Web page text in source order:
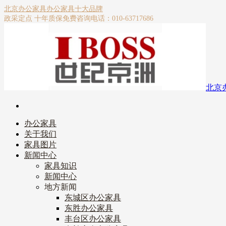
北京办公家具办公家具十大品牌
政采定点 十年质保免费咨询电话：010-63717686
北京
办公家具
关于我们
家具图片
新闻中心
家具知识
新闻中心
地方新闻
东城区办公家具
东胜办公家具
丰台区办公家具